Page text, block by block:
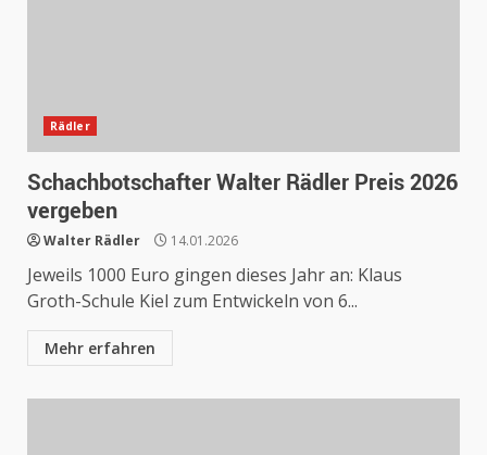
Rädler
Schachbotschafter Walter Rädler Preis 2026
vergeben
Walter Rädler 14.01.2026
Jeweils 1000 Euro gingen dieses Jahr an: Klaus
Groth-Schule Kiel zum Entwickeln von 6...
Mehr erfahren